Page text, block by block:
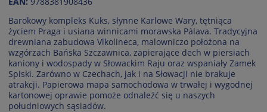
Barokowy kompleks Kuks, słynne Karlowe Wary, tętniąca
życiem Praga i usiana winnicami morawska Pálava. Tradycyjna
drewniana zabudowa Vlkolineca, malowniczo położona na
wzgórzach Bańska Szczawnica, zapierające dech w piersiach
kaniony i wodospady w Słowackim Raju oraz wspaniały Zamek
Spiski. Zarówno w Czechach, jak i na Słowacji nie brakuje
atrakcji. Papierowa mapa samochodowa w trwałej i wygodnej
kartonowej oprawie pomoże odnaleźć się u naszych
południowych sąsiadów.